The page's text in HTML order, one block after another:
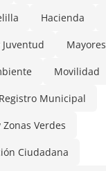
Hacienda
Mayores
Movilidad
Municipal
Zonas Verdes
Ciudadana